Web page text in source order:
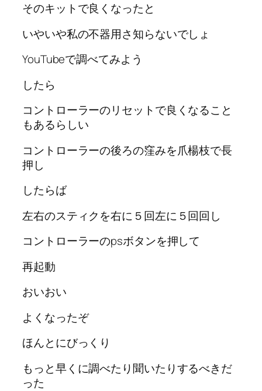
そのキットで良くなったと
いやいや私の不器用さ知らないでしょ
YouTubeで調べてみよう
したら
コントローラーのリセットで良くなること
もあるらしい
コントローラーの後ろの窪みを爪楊枝で長
押し
したらば
左右のスティクを右に５回左に５回回し
コントローラーのpsボタンを押して
再起動
おいおい
よくなったぞ
ほんとにびっくり
もっと早くに調べたり聞いたりするべきだ
った